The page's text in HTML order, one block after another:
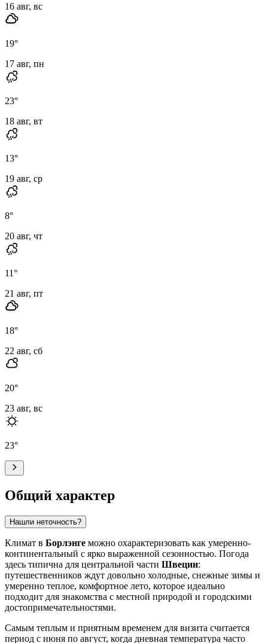
16 авг, вс
19°
17 авг, пн
23°
18 авг, вт
13°
19 авг, ср
8°
20 авг, чт
11°
21 авг, пт
18°
22 авг, сб
20°
23 авг, вс
23°
Общий характер
Нашли неточность?
Климат в Борлэнге можно охарактеризовать как умеренно-
континентальный с ярко выраженной сезонностью. Погода
здесь типична для центральной части Швеции:
путешественников ждут довольно холодные, снежные зимы и
умеренно теплое, комфортное лето, которое идеально
подходит для знакомства с местной природой и городскими
достопримечательностями.
Самым теплым и приятным временем для визита считается
период с июня по август, когда дневная температура часто